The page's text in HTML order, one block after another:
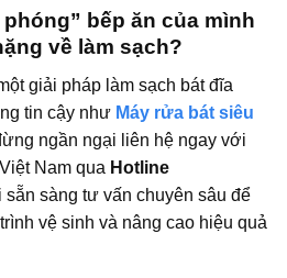
bếp ăn của mình
về làm sạch?
giải pháp làm sạch bát đĩa
tin cậy như Máy rửa bát siêu
ngần ngại liên hệ ngay với
Nam qua Hotline
sẵn sàng tư vấn chuyên sâu để
vệ sinh và nâng cao hiệu quả